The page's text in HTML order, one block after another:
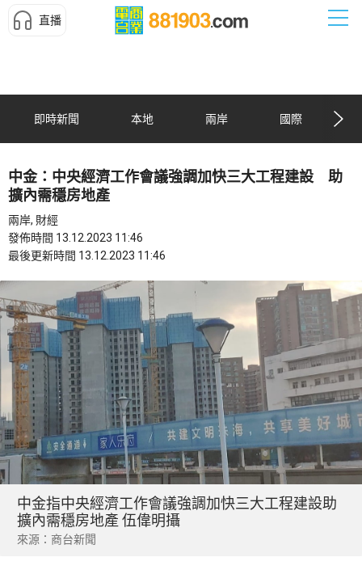
直播
即時新聞 本地 兩岸 國際
中金：中央經濟工作會議強調加快三大工程建設 助
擴內需穩房地產
兩岸, 財經
發佈時間 13.12.2023 11:46
最後更新時間 13.12.2023 11:46
中金指中央經濟工作會議強調加快三大工程建設助
擴內需穩房地產 伍偉明攝
來源：商台新聞